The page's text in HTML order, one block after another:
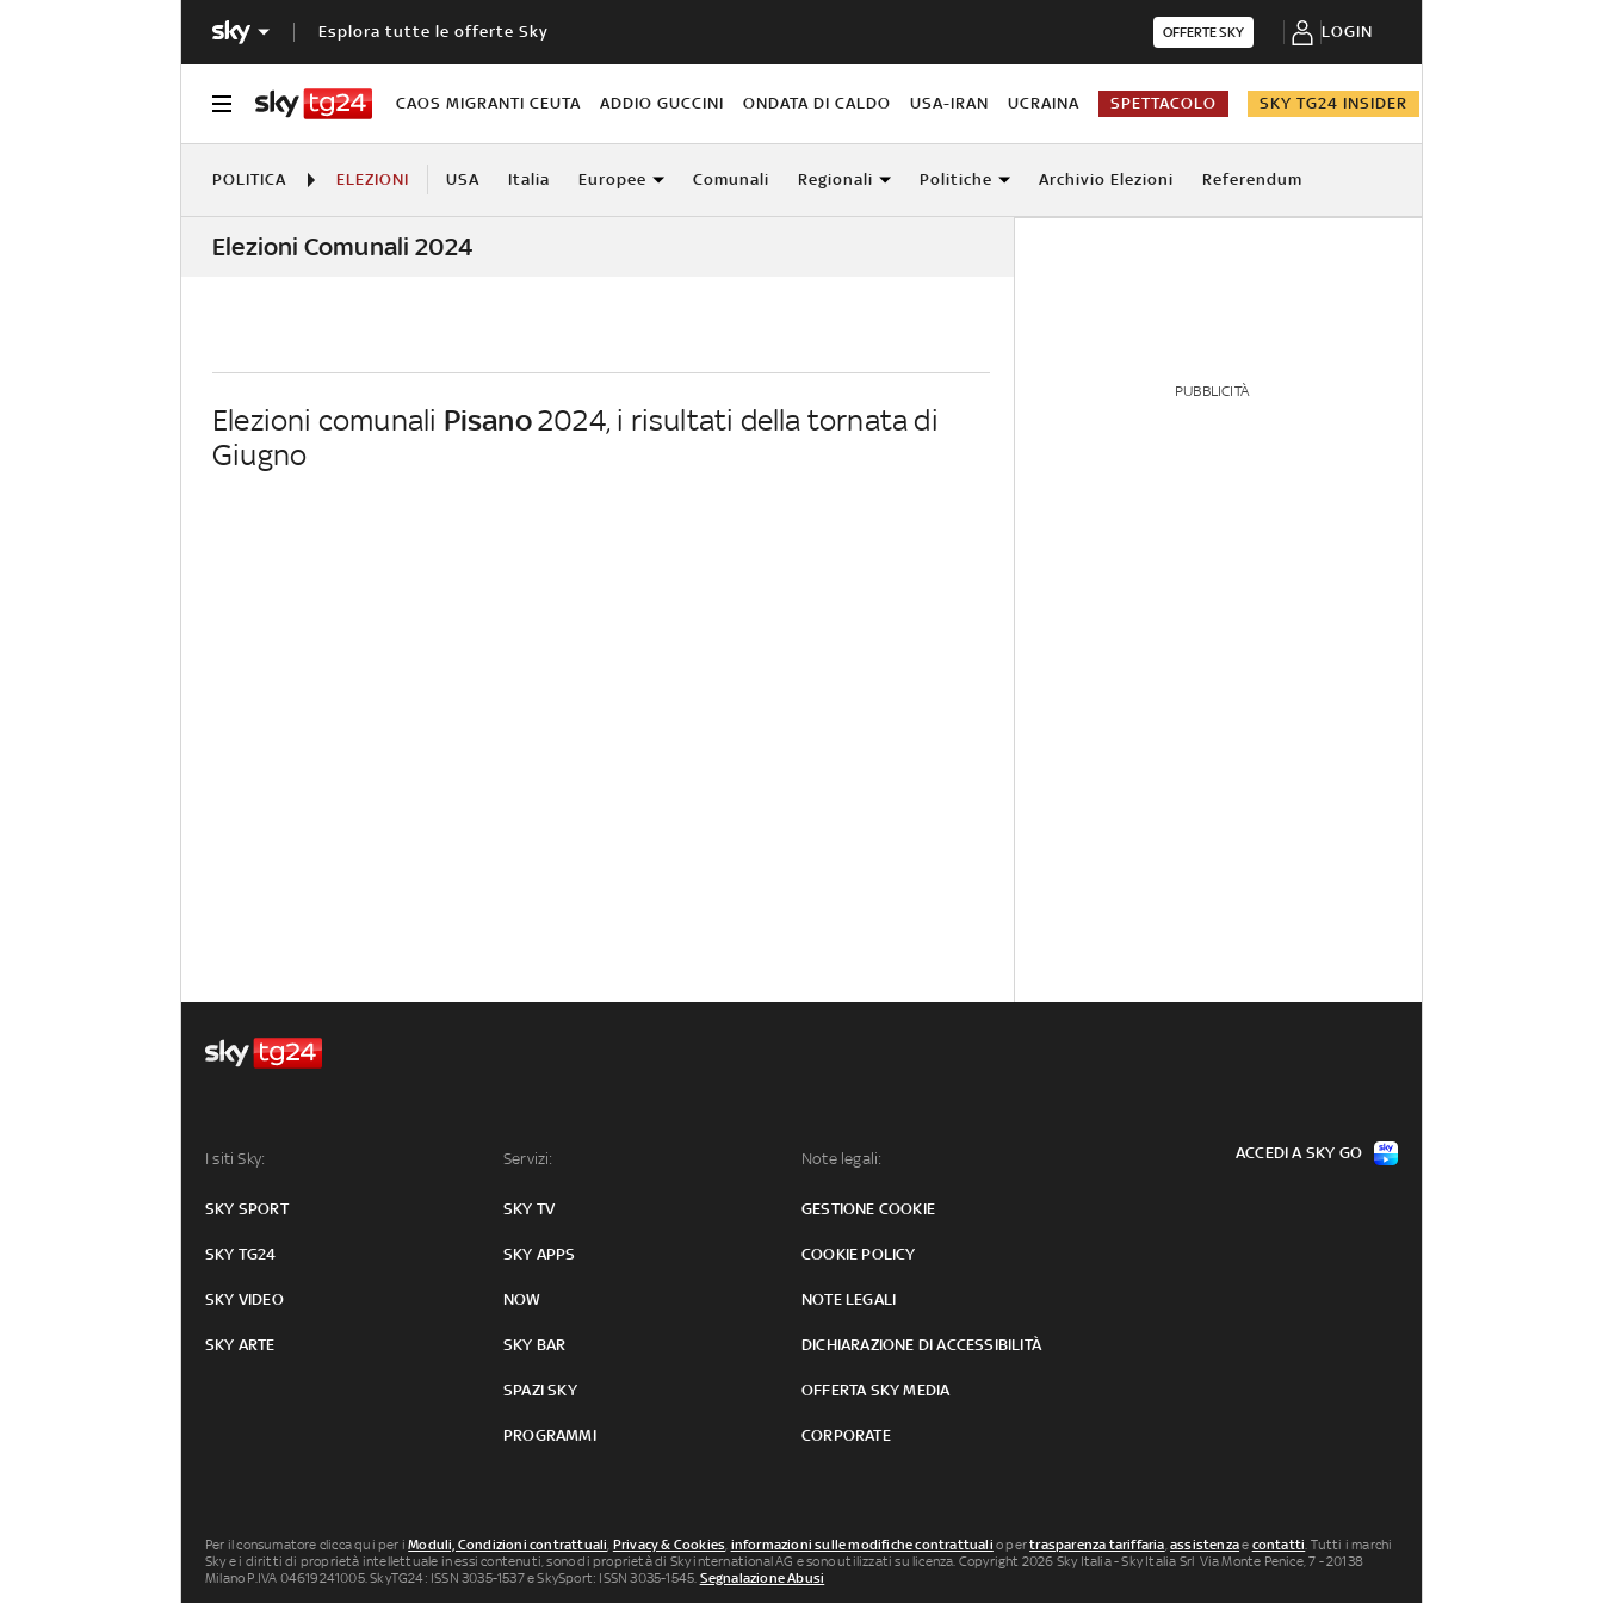
Esplora tutte le offerte Sky OFFERTE SKY LOGIN
CAOS MIGRANTI CEUTA ADDIO GUCCINI ONDATA DI CALDO USA-IRAN UCRAINA SPETTACOLO SKY TG24 INSIDER
POLITICA ELEZIONI USA Italia Europee Comunali Regionali Politiche Archivio Elezioni Referendum
Elezioni Comunali 2024
Elezioni comunali Pisano2024, i risultati della tornata di
Giugno
PUBBLICITÀ
I siti Sky:
SKY SPORT
SKY TG24
SKY VIDEO
SKY ARTE
Servizi:
SKY TV
SKY APPS
NOW
SKY BAR
SPAZI SKY
PROGRAMMI
Note legali:
GESTIONE COOKIE
COOKIE POLICY
NOTE LEGALI
DICHIARAZIONE DI ACCESSIBILITÀ
OFFERTA SKY MEDIA
CORPORATE
ACCEDI A SKY GO
Per il consumatore clicca qui per iModuli, Condizioni contrattuali, Privacy & Cookies, informazioni sulle modifiche contrattuali o pertrasparenza tariffaria,assistenzae contatti. Tutti i marchi
Sky e i diritti di proprietà intellettuale in essi contenuti, sono di proprietà di Sky international AG e sono utilizzati su licenza. Copyright 2026 Sky Italia - Sky Italia Srl Via Monte Penice, 7 - 20138
Milano P.IVA 04619241005. SkyTG24: ISSN 3035-1537 e SkySport: ISSN 3035-1545. Segnalazione Abusi